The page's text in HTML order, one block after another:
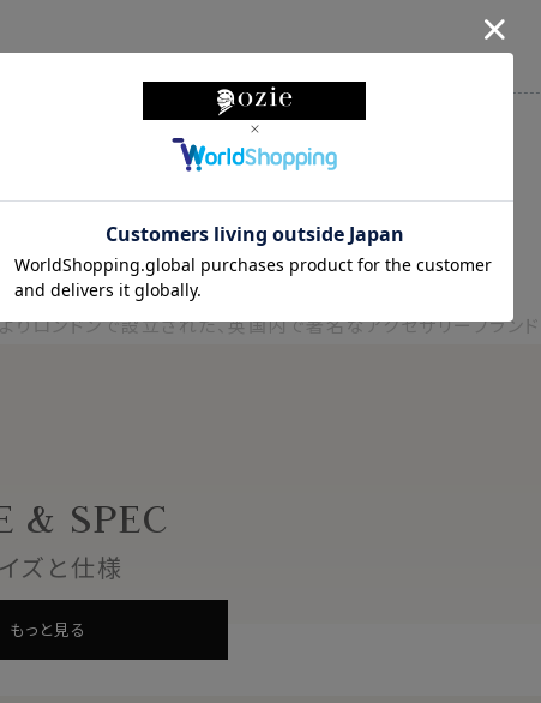
マルなチェッカーボードのデザイン。
形が配置されています。
き立てあいます。
ンドンで設立された、英国内で著名なアクセサリーブランド。
もっと見る
& SPEC
ズと仕様
もっと見る